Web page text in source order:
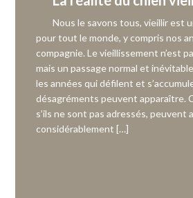
Nous le savons tous, vieillir est
pour tout le monde, y compris nos
compagnie. Le vieillissement n’est
mais un passage normal et
les années qui défilent et
désagréments peuvent apparaître.
s’ils ne sont pas adressés, peuvent
considérablement […]